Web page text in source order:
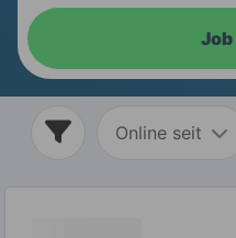
Online seit